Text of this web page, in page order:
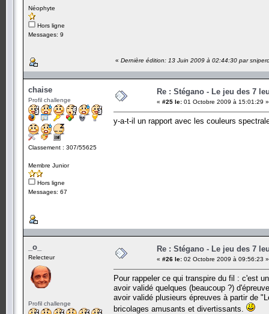
Néophyte
Hors ligne
Messages: 9
« Dernière édition: 13 Juin 2009 à 02:44:30 par
chaise
Profil challenge
Classement : 307/55625
Membre Junior
Hors ligne
Messages: 67
Re : Stégano - Le jeu des 7
« #25 le: 01 Octobre 2009 à 15:01:29 »
y-a-t-il un rapport avec les couleurs
_o_
Relecteur
Profil challenge
Re : Stégano - Le jeu des 7
« #26 le: 02 Octobre 2009 à 09:56:23 »
Pour rappeler ce qui transpire du fil : c'est
avoir validé quelques (beaucoup ?)
avoir validé plusieurs épreuves à partir de
bricolages amusants et divertissants.